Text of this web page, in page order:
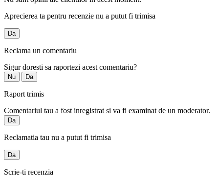
Aprecierea ta pentru recenzie nu a putut fi trimisa
Da
Reclama un comentariu
Sigur doresti sa raportezi acest comentariu?
Nu Da
Raport trimis
Comentariul tau a fost inregistrat si va fi examinat de un moderator.
Da
Reclamatia tau nu a putut fi trimisa
Da
Scrie-ti recenzia